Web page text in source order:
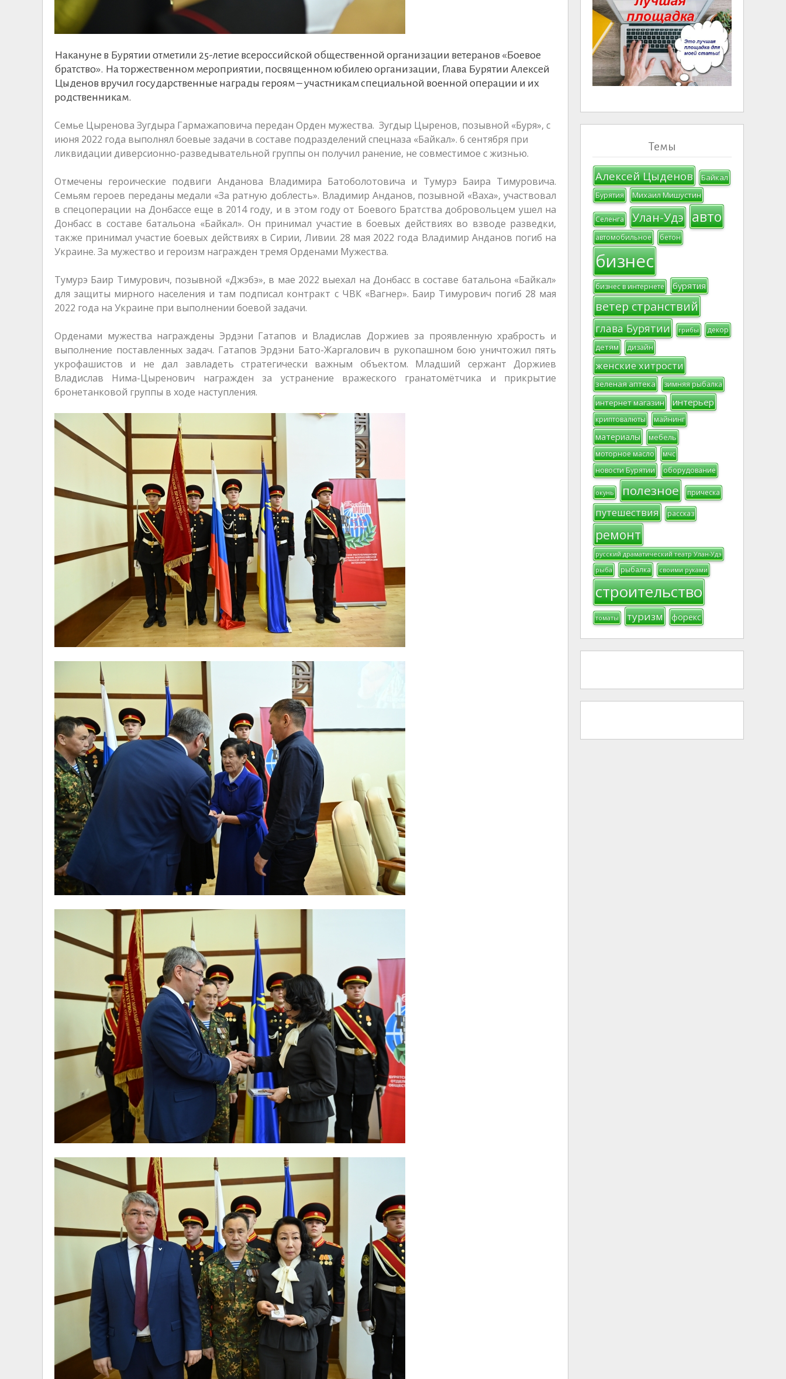
Накануне в Бурятии отметили 25-летие всероссийской общественной организации ветеранов «Боевое
братство». На торжественном мероприятии, посвященном юбилею организации, Глава Бурятии Алексей
Цыденов вручил государственные награды героям – участникам специальной военной операции и их
родственникам.
Семье Цыренова Зугдыра Гармажаповича передан Орден мужества. Зугдыр Цыренов, позывной «Буря», с
июня 2022 года выполнял боевые задачи в составе подразделений спецназа «Байкал». 6 сентября при
ликвидации диверсионно-разведывательной группы он получил ранение, не совместимое с жизнью.
Отмечены героические подвиги Анданова Владимира Батоболотовича и Тумурэ Баира Тимуровича.
Семьям героев переданы медали «За ратную доблесть». Владимир Анданов, позывной «Ваха», участвовал
в спецоперации на Донбассе еще в 2014 году, и в этом году от Боевого Братства добровольцем ушел на
Донбасс в составе батальона «Байкал». Он принимал участие в боевых действиях во взводе разведки,
также принимал участие боевых действиях в Сирии, Ливии. 28 мая 2022 года Владимир Анданов погиб на
Украине. За мужество и героизм награжден тремя Орденами Мужества.
Тумурэ Баир Тимурович, позывной «Джэбэ», в мае 2022 выехал на Донбасс в составе батальона «Байкал»
для защиты мирного населения и там подписал контракт с ЧВК «Вагнер». Баир Тимурович погиб 28 мая
2022 года на Украине при выполнении боевой задачи.
Орденами мужества награждены Эрдэни Гатапов и Владислав Доржиев за проявленную храбрость и
выполнение поставленных задач. Гатапов Эрдэни Бато-Жаргалович в рукопашном бою уничтожил пять
укрофашистов и не дал завладеть стратегически важным объектом. Младший сержант Доржиев
Владислав Нима-Цыренович награжден за устранение вражеского гранатомётчика и прикрытие
бронетанковой группы в ходе наступления.
Темы
Алексей Цыденов Байкал
Бурятия Михаил Мишустин
Селенга Улан-Удэ авто
автомобильное бетон
бизнес
бизнес в интернете бурятия
ветер странствий
глава Бурятии грибы декор
детям дизайн
женские хитрости
зеленая аптека зимняя рыбалка
интернет магазин интерьер
криптовалюты майнинг
материалы мебель
моторное масло
мчс
новости Бурятии
оборудование
окунь полезное прическа
путешествия рассказ
ремонт
русский драматический театр Улан-Удэ
рыба
рыбалка своими руками
строительство
томаты туризм форекс